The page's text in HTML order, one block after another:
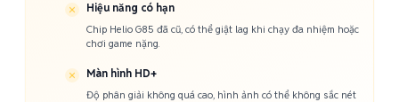
Hiệu năng có hạn
Chip Helio G85 đã cũ, có thể giật lag khi chạy đa nhiệm hoặc
chơi game nặng.
Màn hình HD+
Độ phân giải không quá cao, hình ảnh có thể không sắc nét